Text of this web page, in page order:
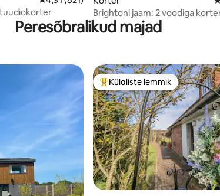
Brightoni jaam: 2 voodiga
Brightoni kesklinnas
Peresõbralikud majad
Külaliste suur lemmik
Külaliste lemmik